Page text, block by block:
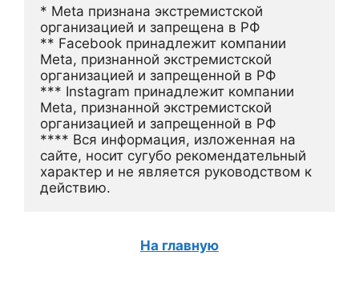
* Meta признана экстремистской
организацией и запрещена в РФ
** Facebook принадлежит компании
Meta, признанной экстремистской
организацией и запрещенной в РФ
*** Instagram принадлежит компании
Meta, признанной экстремистской
организацией и запрещенной в РФ
**** Вся информация, изложенная на
сайте, носит сугубо рекомендательный
характер и не является руководством к
действию.
На главную